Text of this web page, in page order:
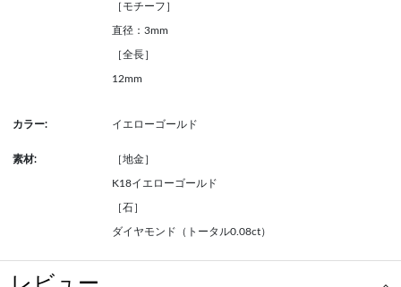
［モチーフ］
直径：3mm
［全長］
12mm
カラー: イエローゴールド
素材: ［地金］
K18イエローゴールド
［石］
ダイヤモンド（トータル0.08ct）